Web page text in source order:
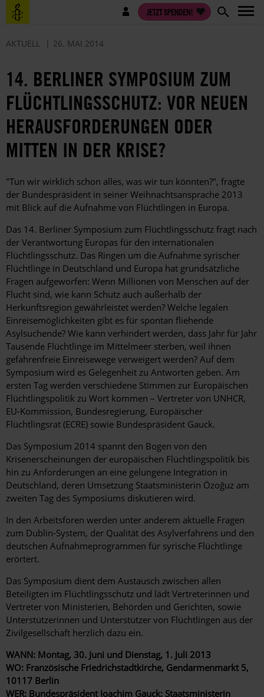
Direkt
zum
Benutzermenü JETZT SPENDEN!
AKTUELL 26. MAI 2014
14. BERLINER SYMPOSIUM ZUM
FLÜCHTLINGSSCHUTZ: VOR NEUEN
HERAUSFORDERUNGEN ODER
MITTEN IN DER KRISE?
"Tun wir wirklich schon alles, was wir tun könnten?", fragte
der Bundespräsident in seiner Weihnachtsansprache 2013
mit Blick auf die Aufnahme von Flüchtlingen in Europa.
Das 14. Berliner Symposium zum Flüchtlingsschutz fragt nach
der Verantwortung Europas für den internationalen
Flüchtlingsschutz. Das Ringen um die Aufnahme syrischer
Flüchtlinge in Deutschland und Europa hat grundsätzliche
Fragen aufgeworfen: Wenn Millionen von Menschen auf der
Flucht sind, wie kann Schutz auch außerhalb der
Herkunftsregion gewährleistet werden? Welche legalen
Einreisemöglichkeiten gibt es für spontan fliehende
Asylsuchende? Wie kann verhindert werden, dass Jahr für Jahr
Tausende Flüchtlinge im Mittelmeer sterben, weil ihnen
gefahrenfreie Einreisewege verweigert werden? Auf dem
Symposium wird es Gelegenheit zu Antworten geben. Am
ersten Tag werden verschiedene Stimmen zur Europäischen
Flüchtlingspolitik zu Wort kommen – Vertreter von UNHCR,
EU-Kommission, Bundesregierung, Europäischer
Flüchtlingsrat (ECRE) sowie Bundespräsident Gauck.
Das Symposium 2014 spannt den Bogen von den
Krisenerscheinungen der europäischen Flüchtlingspolitik bis
hin zu Anforderungen an eine gelungene Integration in
Deutschland, deren Umsetzung Staatsministerin Özoğuz am
zweiten Tag des Symposiums diskutieren wird.
In den Arbeitsforen werden unter anderem aktuelle Fragen
zum Dublin-System, der Qualität des Asylverfahrens und den
deutschen Aufnahmeprogrammen für syrische Flüchtlinge
erörtert.
Das Symposium dient dem Austausch zwischen allen
Beteiligten im Flüchtlingsschutz und lädt Vertreterinnen und
Vertreter von Ministerien, Behörden und Gerichten, sowie
Unterstützerinnen und Unterstützer von Flüchtlingen aus der
Zivilgesellschaft herzlich dazu ein.
WANN: Montag, 30. Juni und Dienstag, 1. Juli 2013
WO: Französische Friedrichstadtkirche, Gendarmenmarkt 5,
10117 Berlin
WER: Bundespräsident Joachim Gauck; Staatsministerin